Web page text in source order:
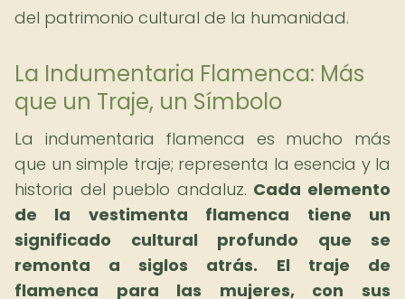
del patrimonio cultural de la humanidad.
La Indumentaria Flamenca: Más
que un Traje, un Símbolo
La indumentaria flamenca es mucho más
que un simple traje; representa la esencia y la
historia del pueblo andaluz. Cada elemento
de la vestimenta flamenca tiene un
significado cultural profundo que se
remonta a siglos atrás.
El traje de
flamenca para las mujeres, con sus